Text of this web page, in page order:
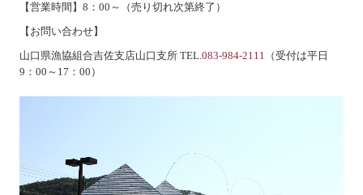
【営業時間】8 ：00 ～（売り切れ次第終了）
【お問い合わせ】
山口県漁協組合吉佐支店山口支所 TEL.083-984-2111 （受付は平日
9 ：00 ～ 17 ：00 ）